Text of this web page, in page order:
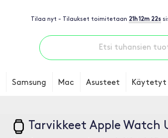
Tilaa nyt - Tilaukset toimitetaan 21h 12m 21s
Samsung Mac Asusteet Käytetyt
Tarvikkeet Apple Watch